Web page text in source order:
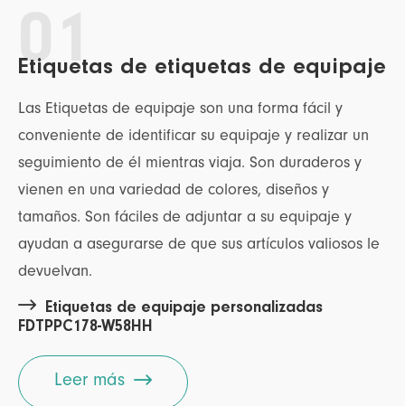
01
Etiquetas de etiquetas de equipaje
Las Etiquetas de equipaje son una forma fácil y
conveniente de identificar su equipaje y realizar un
seguimiento de él mientras viaja. Son duraderos y
vienen en una variedad de colores, diseños y
tamaños. Son fáciles de adjuntar a su equipaje y
ayudan a asegurarse de que sus artículos valiosos le
devuelvan.

Etiquetas de equipaje personalizadas
FDTPPC178-W58HH
Leer más 